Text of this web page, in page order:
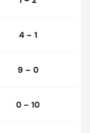
4 – 1
9 – 0
0 – 10